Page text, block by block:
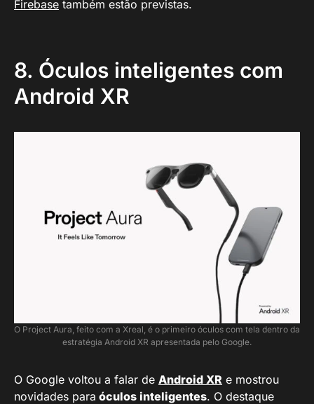
Firebase também estão previstas.
8. Óculos inteligentes com
Android XR
O Project Aura, feito com a Xreal, é o primeiro óculos com tela dentro da
estratégia Android XR apresentada pelo Google.
O Google voltou a falar de Android XR e mostrou
novidades para óculos inteligentes. O destaque